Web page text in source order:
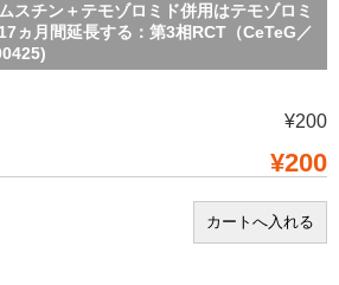
スチン＋テモゾロミド併用はテモゾロミ
ヵ月間延長する：第3相RCT（CeTeG／
¥200
¥200